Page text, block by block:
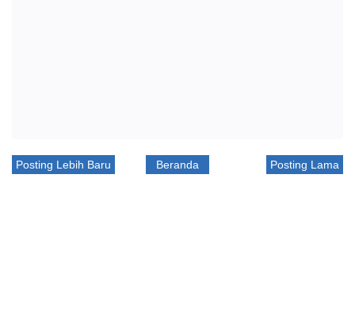
Posting Lebih Baru Posting Lama
Beranda